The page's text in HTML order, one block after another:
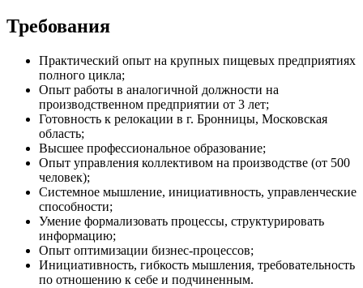
Требования
Практический опыт на крупных пищевых предприятиях
полного цикла;
Опыт работы в аналогичной должности на
производственном предприятии от 3 лет;
Готовность к релокации в г. Бронницы, Московская
область;
Высшее профессиональное образование;
Опыт управления коллективом на производстве (от 500
человек);
Системное мышление, инициативность, управленческие
способности;
Умение формализовать процессы, структурировать
информацию;
Опыт оптимизации бизнес-процессов;
Инициативность, гибкость мышления, требовательность
по отношению к себе и подчиненным.